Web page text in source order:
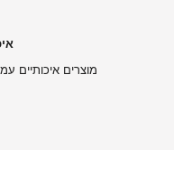
מוצרים איכותיים